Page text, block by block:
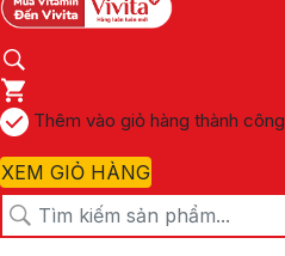
Thêm vào giỏ hàng thành công
XEM GIỎ HÀNG